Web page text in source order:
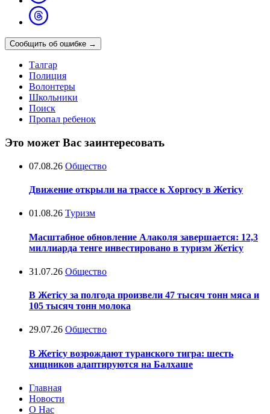
Сообщить об ошибке →
Талгар
Полиция
Волонтеры
Школьники
Поиск
Пропал ребенок
Это может Вас заинтересовать
07.08.26 Общество
Движение открыли на трассе к Хоргосу в Жетісу
01.08.26 Туризм
Масштабное обновление Алаколя завершается: 12,3
миллиарда тенге инвестировано в туризм Жетісу
31.07.26 Общество
В Жетісу за полгода произвели 47 тысяч тонн мяса и
105 тысяч тонн молока
29.07.26 Общество
В Жетісу возрождают туранского тигра: шесть
хищников адаптируются на Балхаше
Главная
Новости
О Нас